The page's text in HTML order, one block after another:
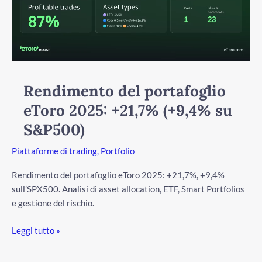
Rendimento del portafoglio
eToro 2025: +21,7% (+9,4% su
S&P500)
Piattaforme di trading, Portfolio
Rendimento del portafoglio eToro 2025: +21,7%, +9,4%
sull’SPX500. Analisi di asset allocation, ETF, Smart Portfolios
e gestione del rischio.
+21,7%
(+9,4%
S&P500)
Leggi tutto »